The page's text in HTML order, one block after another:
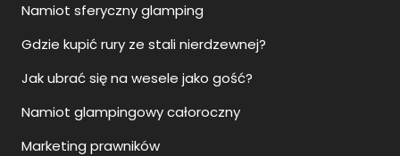
Namiot sferyczny glamping
Gdzie kupić rury ze stali nierdzewnej?
Jak ubrać się na wesele jako gość?
Namiot glampingowy całoroczny
Marketing prawników